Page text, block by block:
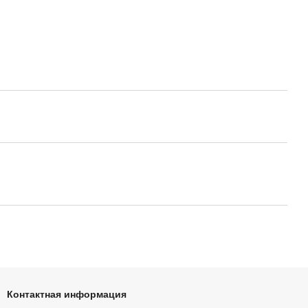
Контактная информация